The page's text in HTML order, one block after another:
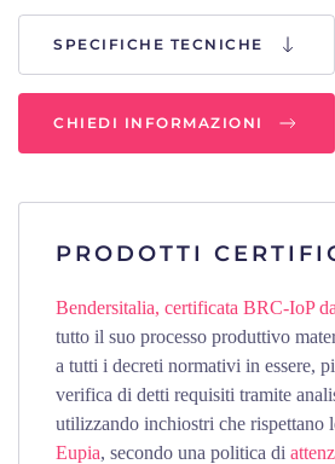
SPECIFICHE TECNICHE
CHIEDI INFORMAZIONI
PRODOTTI
Bendersitalia, certificata BRC-IoP
tutto il suo processo produttivo
a tutti i decreti normativi in essere,
verifica di detti requisiti tramite
utilizzando inchiostri che rispettano
Eupia, secondo una politica di